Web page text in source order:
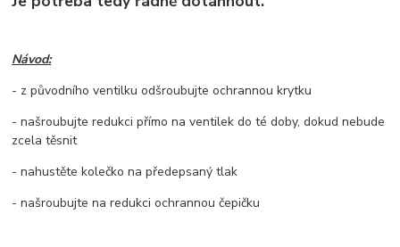
Návod:
- z původního ventilku odšroubujte ochrannou krytku
- našroubujte redukci přímo na ventilek do té doby, dokud nebude
zcela těsnit
- nahustěte kolečko na předepsaný tlak
- našroubujte na redukci ochrannou čepičku